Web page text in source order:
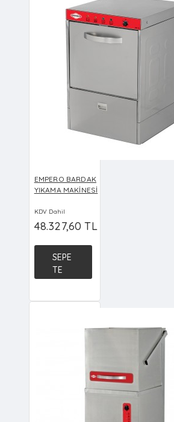
EMPERO BARDAK
YIKAMA MAKİNESİ
KDV Dahil
48.327,60 TL
SEPE
TE